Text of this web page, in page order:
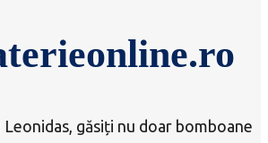
găsiți nu doar bomboane